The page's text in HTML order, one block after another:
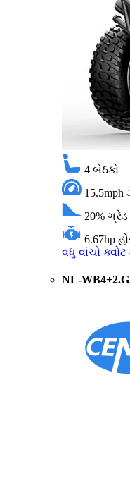
4 બેઠકો
15.5mph
20% ગ્રેડ
6.67hp
વધુ વાંચો
NL-